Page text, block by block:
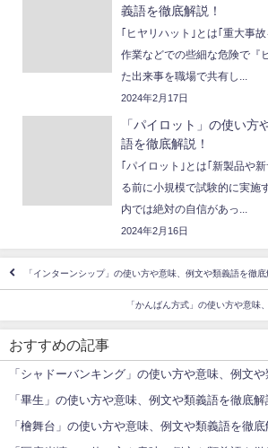
義語を徹底解説！
｢ヒヤリハット｣とは｢重大事
作業などでの些細な危険で『
た出来事を職場で共有し...
2024年2月17日
「パイロット」の使い方
語を徹底解説！
｢パイロット｣とは｢新製品や
る前に小規模で試験的に実施
内では絶対の自信があっ...
2024年2月16日
「インターンシップ」の使い方や意味、例文や類義語を徹底
「かんばん方式」の使い方や意味
おすすめの記事
「シャドーバンキング」の使い方や意味、例文や
「畢生」の使い方や意味、例文や類義語を徹底解
「檜舞台」の使い方や意味、例文や類義語を徹底